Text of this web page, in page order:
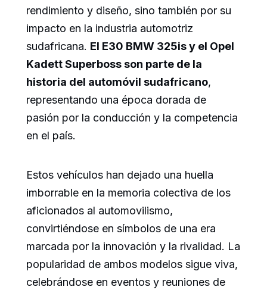
rendimiento y diseño, sino también por su
impacto en la industria automotriz
sudafricana. El E30 BMW 325is y el Opel
Kadett Superboss son parte de la
historia del automóvil sudafricano,
representando una época dorada de
pasión por la conducción y la competencia
en el país.
Estos vehículos han dejado una huella
imborrable en la memoria colectiva de los
aficionados al automovilismo,
convirtiéndose en símbolos de una era
marcada por la innovación y la rivalidad. La
popularidad de ambos modelos sigue viva,
celebrándose en eventos y reuniones de